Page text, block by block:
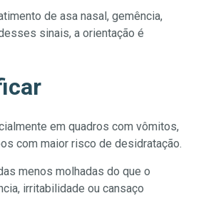
de asa nasal, gemência,
sinais, a orientação é
em quadros com vômitos,
com maior risco de desidratação.
menos molhadas do que o
irritabilidade ou cansaço